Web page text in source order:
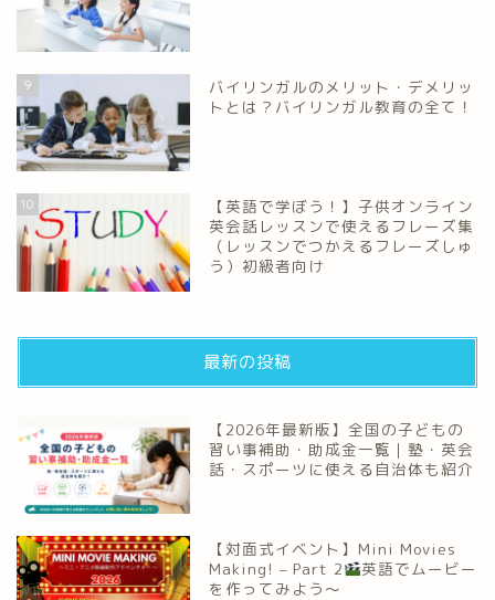
9
バイリンガルのメリット・デメリッ
トとは？バイリンガル教育の全て！
10
【英語で学ぼう！】子供オンライン
英会話レッスンで使えるフレーズ集
（レッスンでつかえるフレーズしゅ
う）初級者向け
最新の投稿
【2026年最新版】全国の子どもの
習い事補助・助成金一覧｜塾・英会
話・スポーツに使える自治体も紹介
【対面式イベント】Mini Movies
Making! – Part 2
英語でムービー
を作ってみよう～